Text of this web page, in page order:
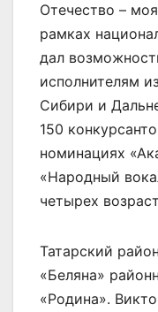
Отечество –
рамках
дал
исполнителям
Сибири и
150
номинациях
«Народный
четырех
Татарский
«Беляна»
«Родина».